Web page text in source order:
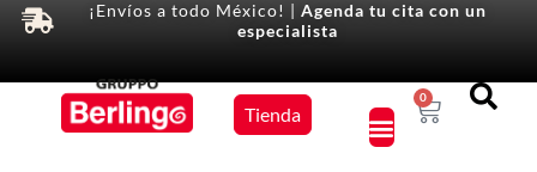
¡Envíos a todo México! | Agenda tu cita con un
especialista
Tienda
0